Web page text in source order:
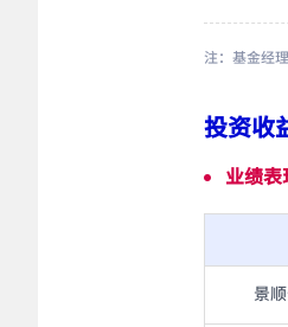
注：基金经
投资收
业绩表
景